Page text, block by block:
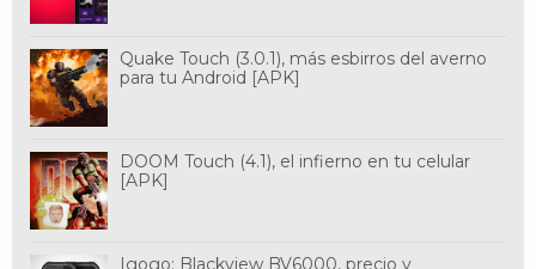
Quake Touch (3.0.1), más esbirros del averno
para tu Android [APK]
DOOM Touch (4.1), el infierno en tu celular
[APK]
Igogo: Blackview BV6000, precio y